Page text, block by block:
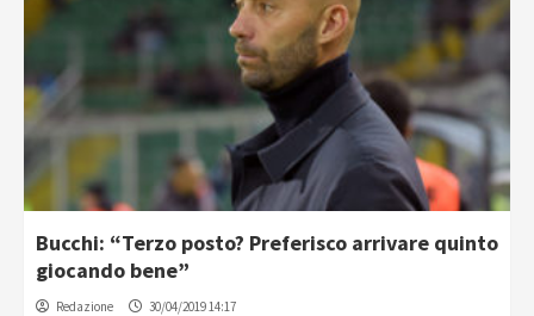
Bucchi: “Terzo posto? Preferisco arrivare quinto
giocando bene”
Redazione 30/04/2019 14:17